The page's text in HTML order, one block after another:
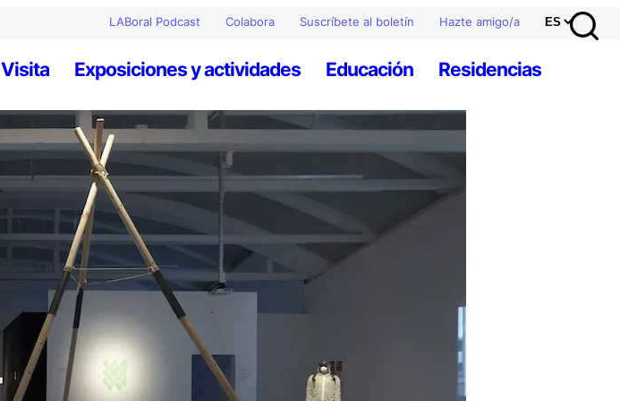
LABoral Podcast Colabora Suscríbete al boletín Hazte amigo/a
Visita Exposiciones y actividades Educación Residencias